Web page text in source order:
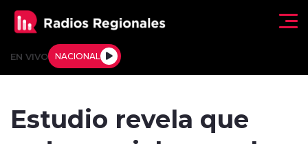
EN VIVO NACIONAL
Estudio revela que